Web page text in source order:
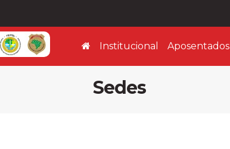
Institucional Aposentados
Sedes